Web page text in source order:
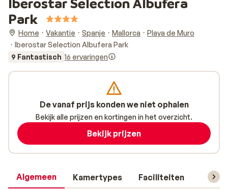
Park
Home Vakantie Spanje Mallorca
Playa de Muro
Iberostar Selection Albufera Park
9 Fantastisch 16 ervaringen
Algemeen Kamertypes Faciliteiten
De vanaf prijs konden we niet ophalen
Bekijk alle prijzen en kortingen in het overzicht.
Bekijk prijzen